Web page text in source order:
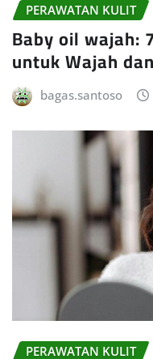
PERAWATAN KULIT
Baby oil wajah:
untuk Wajah
bagas.santoso
PERAWATAN KULIT